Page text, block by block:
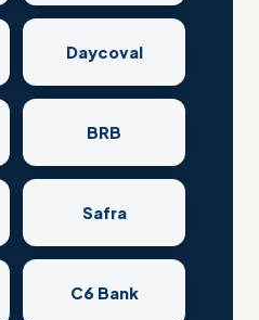
Daycoval
BRB
Safra
C6 Bank